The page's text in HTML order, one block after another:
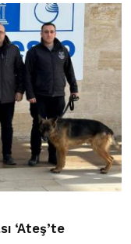
‘Ateş’te